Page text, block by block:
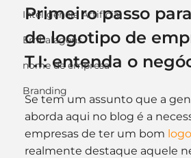
Inteligência Artificial
Embalagens
nome de empresa
Branding
Primeiro passo
de logotipo de
T.I: entenda o
Se tem um assunto que a
aborda aqui no blog é a
empresas de ter um bom
realmente destaque aquele